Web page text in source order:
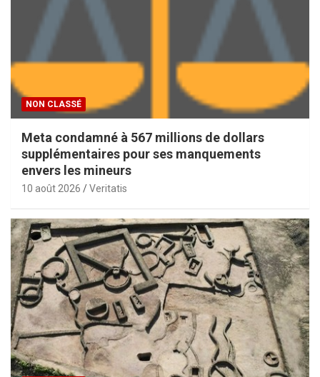
NON CLASSÉ
Meta condamné à 567 millions de dollars
supplémentaires pour ses manquements
envers les mineurs
10 août 2026 Veritatis